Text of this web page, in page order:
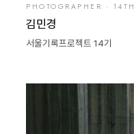
PHOTOGRAPHER · 14TH
김민경
서울기록프로젝트 14기